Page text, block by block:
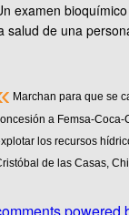
examen
salud de una
Marchan para que se
a Femsa-Coca-
los recursos
de las Casas,